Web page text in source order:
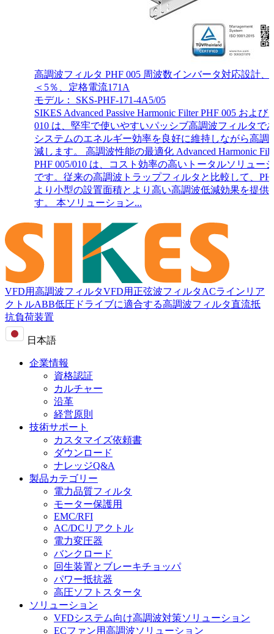
高調波フィルタ PHF 005 周波数インバータ対応設計、
＜5％、定格電流171A
モデル： SKS-PHF-171-4A5/05
SIKES Advanced Passive Harmonic Filter PHF 005 および
010 は、堅牢で使いやすいパッシブ高調波フィルタで
システムのエネルギー効率を良好に維持しながら高調
減します。 高調波性能の最適化 Advanced Harmonic
PHF 005/010 は、コスト効率の高いトータルソリュー
です。従来の高調波トラップフィルタと比較して、
より小型の設置面積とより高い高調波低減効果を提供
す。 本ソリューション...
VFD用高調波フィルタVFD用正弦波フィルタACラインリア
クトルABB低圧ドライブに適合する高調波フィルタ直流抵
抗負荷装置
日本語
企業情報
資格認証
カルチャー
沿革
経営原則
技術サポート
カスタマイズ依頼書
ダウンロード
ナレッジQ&A
製品カテゴリー
電力品質フィルタ
モーター保護用
EMC/RFI
AC/DCリアクトル
電力変圧器
バンクロード
回生装置とブレーキチョッパ
パワー抵抗器
高圧ソフトスタータ
ソリューション
VFDシステム向け高調波対策ソリューション
ECファン用高調波ソリューション